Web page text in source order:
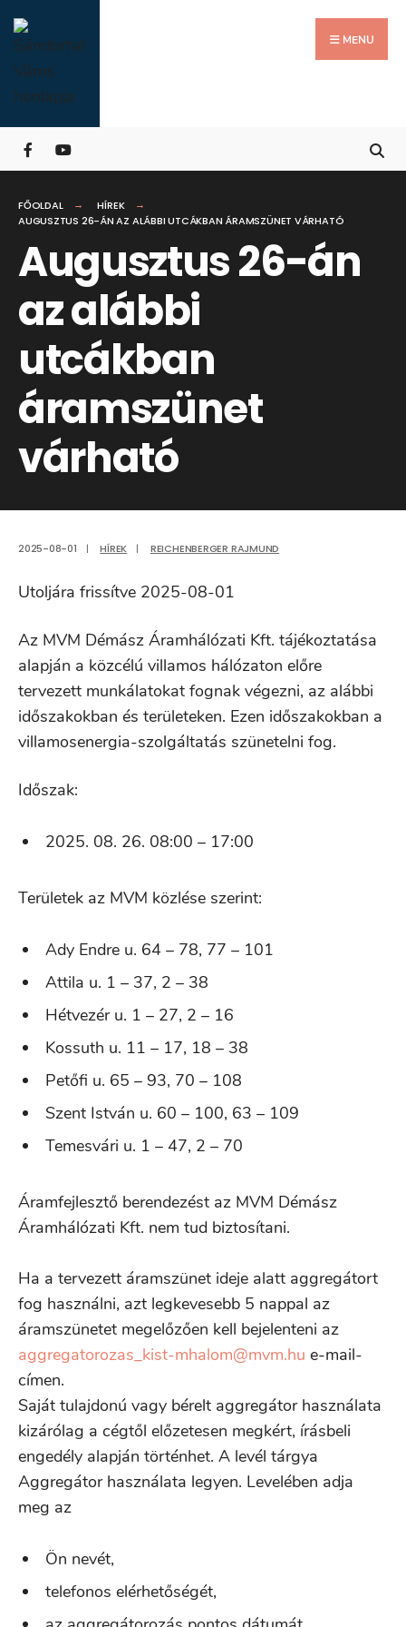
Skip
to
content
MENU
FŐOLDAL
HÍREK
AUGUSZTUS 26-ÁN AZ ALÁBBI UTCÁKBAN ÁRAMSZÜNET VÁRHATÓ
Augusztus 26-án
az alábbi
utcákban
áramszünet
várható
2025-08-01 | HÍREK | REICHENBERGER RAJMUND
Utoljára frissítve 2025-08-01
Az MVM Démász Áramhálózati Kft. tájékoztatása
alapján a közcélú villamos hálózaton előre
tervezett munkálatokat fognak végezni, az alábbi
időszakokban és területeken. Ezen időszakokban a
villamosenergia-szolgáltatás szünetelni fog.
Időszak:
2025. 08. 26. 08:00 – 17:00
Területek az MVM közlése szerint:
Ady Endre u. 64 – 78, 77 – 101
Attila u. 1 – 37, 2 – 38
Hétvezér u. 1 – 27, 2 – 16
Kossuth u. 11 – 17, 18 – 38
Petőfi u. 65 – 93, 70 – 108
Szent István u. 60 – 100, 63 – 109
Temesvári u. 1 – 47, 2 – 70
Áramfejlesztő berendezést az MVM Démász
Áramhálózati Kft. nem tud biztosítani.
Ha a tervezett áramszünet ideje alatt aggregátort
fog használni, azt legkevesebb 5 nappal az
áramszünetet megelőzően kell bejelenteni az
aggregatorozas_kist-mhalom@mvm.hu e-mail-
címen.
Saját tulajdonú vagy bérelt aggregátor használata
kizárólag a cégtől előzetesen megkért, írásbeli
engedély alapján történhet. A levél tárgya
Aggregátor használata legyen. Levelében adja
meg az
Ön nevét,
telefonos elérhetőségét,
for:
Close